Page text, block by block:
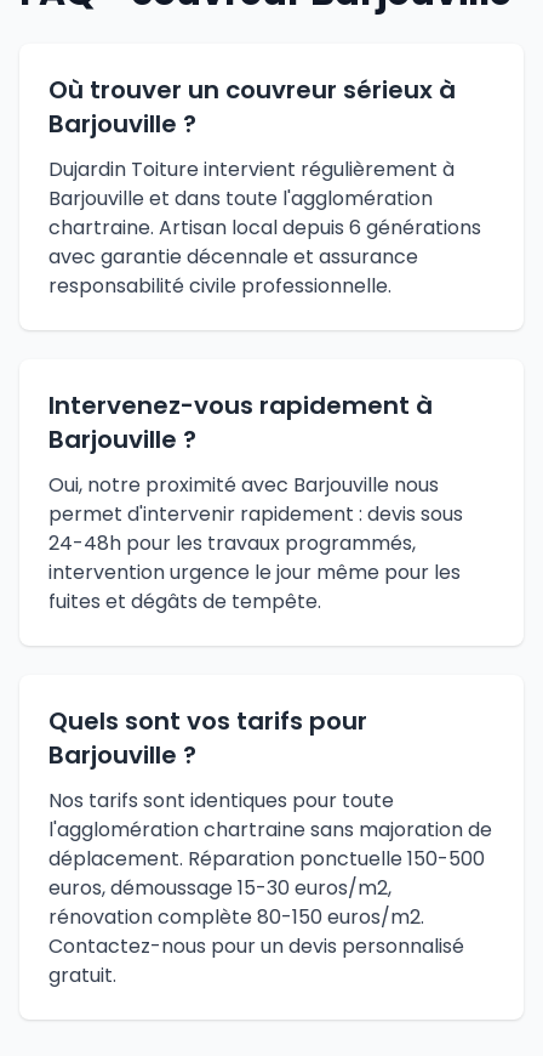
Où trouver un couvreur sérieux à
Barjouville ?
Dujardin Toiture intervient régulièrement à
Barjouville et dans toute l'agglomération
chartraine. Artisan local depuis 6 générations
avec garantie décennale et assurance
responsabilité civile professionnelle.
Intervenez-vous rapidement à
Barjouville ?
Oui, notre proximité avec Barjouville nous
permet d'intervenir rapidement : devis sous
24-48h pour les travaux programmés,
intervention urgence le jour même pour les
fuites et dégâts de tempête.
Quels sont vos tarifs pour
Barjouville ?
Nos tarifs sont identiques pour toute
l'agglomération chartraine sans majoration de
déplacement. Réparation ponctuelle 150-500
euros, démoussage 15-30 euros/m2,
rénovation complète 80-150 euros/m2.
Contactez-nous pour un devis personnalisé
gratuit.